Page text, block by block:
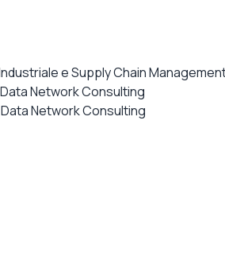
e Supply Chain
Network Consulting
Network Consulting